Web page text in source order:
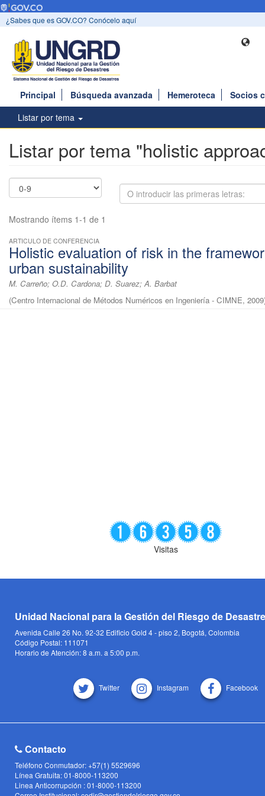
¿Sabes que es GOV.CO? Conócelo aquí
Principal Búsqueda avanzada Hemeroteca
Socios
Listar por tema
Listar por tema "holistic
Mostrando ítems 1-1 de 1
ARTICULO DE CONFERENCIA
Holistic evaluation of risk in the
urban sustainability
M. Carreño; O.D. Cardona; D. Suarez; A. Barbat
(Centro Internacional de Métodos Numéricos en Ingeniería - CIMNE, 2009
Visitas
Unidad Nacional para la Gestión del Riesgo de
Avenida Calle 26 No. 92-32 Edificio Gold 4 - piso 2, Bogotá, Colombia
Código Postal: 111071
Horario de Atención: 8 a.m. a 5:00 p.m.
Twitter Instagram Facebook
Contacto
Teléfono Conmutador: +57(1) 5529696
Línea Gratuita: 01-8000-113200
Linea Anticorrupción : 01-8000-113200